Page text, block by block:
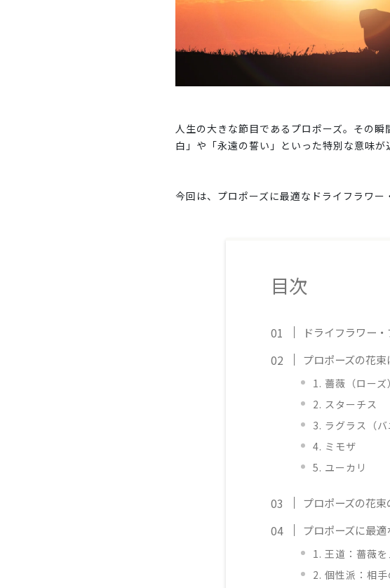
人生の大きな節目であるプロポーズ。その
白」や「永遠の誓い」といった特別な意味
今回は、プロポーズに最適なドライフラワー
目次
ドライフラワー
プロポーズの花
1. 薔薇（ローズ）
2. スターチス
3. ラグラス（バ
4. ミモザ
5. ユーカリ
プロポーズの花
プロポーズに最
1. 王道：薔薇
2. 個性派：相